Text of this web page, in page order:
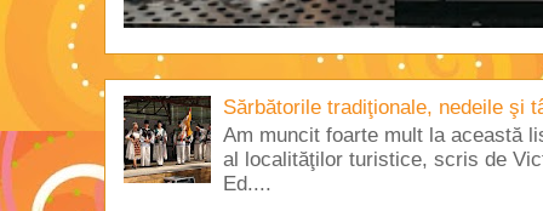
Sărbătorile tradiţionale, nedeile şi
Am muncit foarte mult la această
al localităţilor turistice, scris de
Ed....